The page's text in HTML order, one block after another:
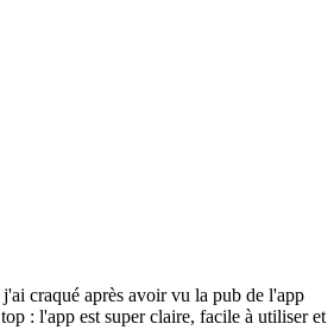
craqué après avoir vu la pub de l'app
: l'app est super claire, facile à utiliser et